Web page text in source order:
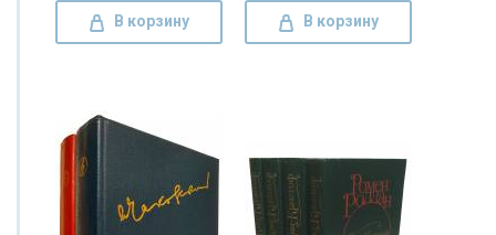
В корзину В корзину